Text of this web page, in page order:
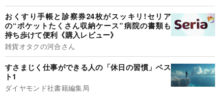
おくすり手帳と診察券24枚がスッキリ!セリア
の“ポケットたくさん収納ケース”病院の書類も
持ち歩けて便利《購入レビュー》
雑貨オタクの河合さん
すさまじく仕事ができる人の「休日の習慣」ベス
ト1
ダイヤモンド社書籍編集局